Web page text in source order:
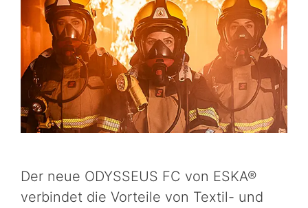
Der neue ODYSSEUS FC von ESKA®
verbindet die Vorteile von Textil- und